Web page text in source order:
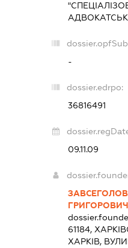
-
dossier.edrpo:
36816491
09.11.09
ГРИГОРОВИЧ
61184,
ХАРКІВ,